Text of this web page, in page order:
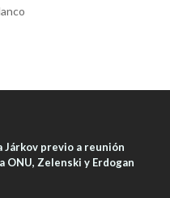
Járkov previo a reunión
ONU, Zelenski y Erdogan